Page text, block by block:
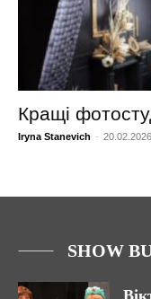
Кращі
Iryna Stanevich - 20.02.2026
SHOW